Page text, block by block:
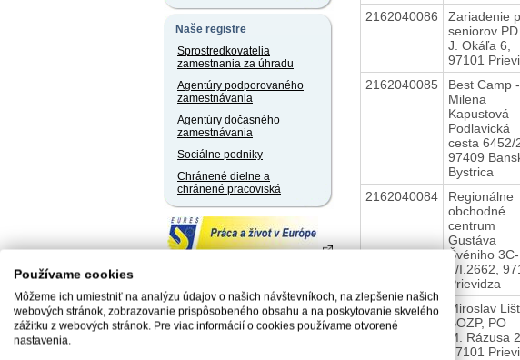
Naše registre
Sprostredkovatelia
zamestnania za úhradu
Agentúry podporovaného
zamestnávania
Agentúry dočasného
zamestnávania
Sociálne podniky
Chránené dielne a
chránené pracoviská
2162040086
Zariadenie
seniorov PD
J. Okáľa 6,
97101
2162040085
Best Camp -
Milena
Kapustová
Podlavická
cesta 6452/
97409
Bystrica
2162040084
Regionálne
obchodné
centrum
Gustáva
Švéniho 3C-
3/I.2662,
Prievidza
2162040083
Miroslav
BOZP, PO
M. Rázusa
97101
Používame cookies
Môžeme ich umiestniť na analýzu údajov o našich návštevníkoch, na zlepšenie našich
webových stránok, zobrazovanie prispôsobeného obsahu a na poskytovanie skvelého
zážitku z webových stránok. Pre viac informácií o cookies používame otvorené
nastavenia.